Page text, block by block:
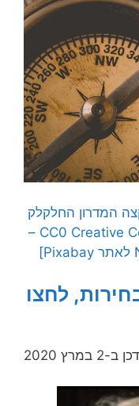
המדרון החלקלק
הזה… תמונה חופשית – CC0 Creative Commons –
לחצו
2020